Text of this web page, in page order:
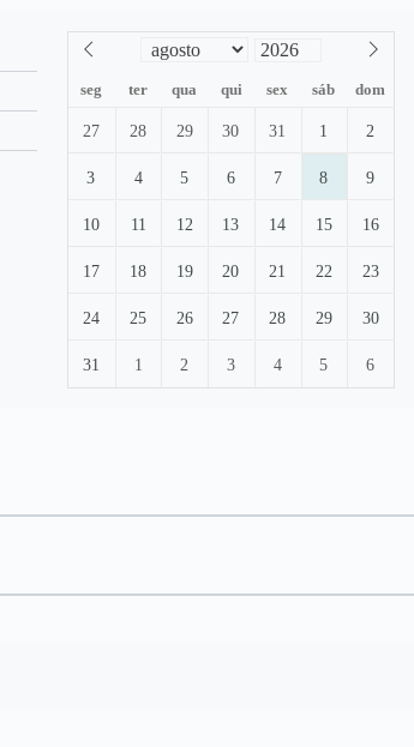
seg ter qua qui sex sáb dom
27 28 29 30 31 1 2
3 4 5 6 7 8 9
10 11 12 13 14 15 16
17 18 19 20 21 22 23
24 25 26 27 28 29 30
31 1 2 3 4 5 6